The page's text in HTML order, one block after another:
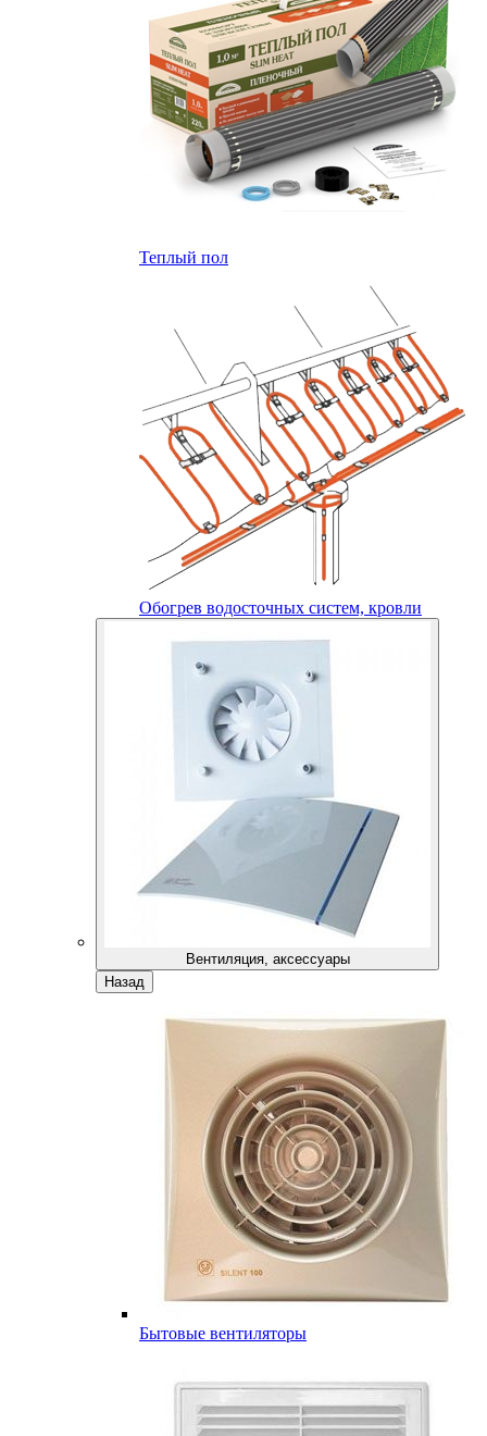
Теплый пол
Обогрев водосточных систем, кровли
Вентиляция, аксессуары
Назад
Бытовые вентиляторы